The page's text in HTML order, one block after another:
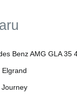
Benz AMG GLA 35
Elgrand